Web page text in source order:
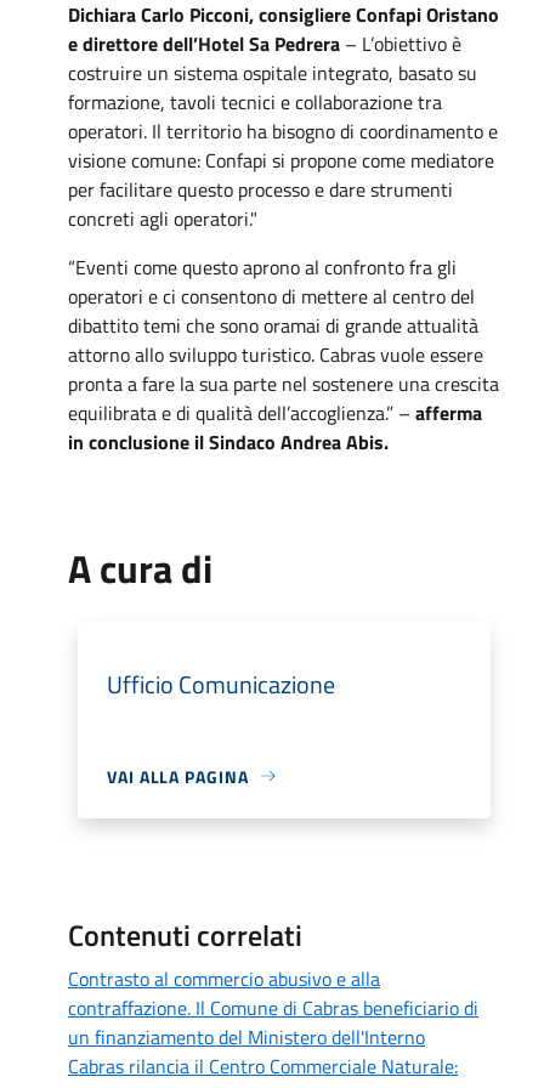
Dichiara Carlo Picconi, consigliere Confapi Oristano
e direttore dell’Hotel Sa Pedrera – L’obiettivo è
costruire un sistema ospitale integrato, basato su
formazione, tavoli tecnici e collaborazione tra
operatori. Il territorio ha bisogno di coordinamento e
visione comune: Confapi si propone come mediatore
per facilitare questo processo e dare strumenti
concreti agli operatori."
“Eventi come questo aprono al confronto fra gli
operatori e ci consentono di mettere al centro del
dibattito temi che sono oramai di grande attualità
attorno allo sviluppo turistico. Cabras vuole essere
pronta a fare la sua parte nel sostenere una crescita
equilibrata e di qualità dell’accoglienza.” – afferma
in conclusione il Sindaco Andrea Abis.
A cura di
Ufficio Comunicazione
VAI ALLA PAGINA
Contenuti correlati
Contrasto al commercio abusivo e alla
contraffazione. Il Comune di Cabras beneficiario di
un finanziamento del Ministero dell'Interno
Cabras rilancia il Centro Commerciale Naturale: